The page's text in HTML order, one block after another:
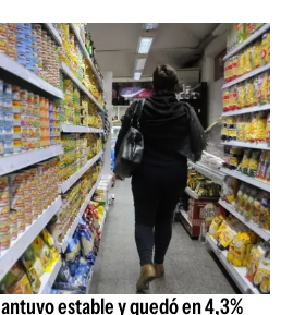
estable y quedó en 4,3%